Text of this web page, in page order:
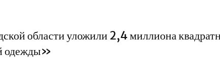
области уложили 2,4 миллиона
одежды»